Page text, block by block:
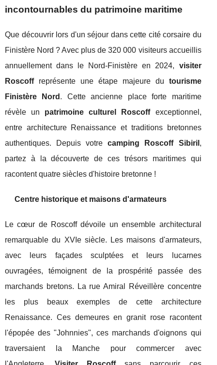
incontournables du patrimoine maritime
Que découvrir lors d'un séjour dans cette cité corsaire du
Finistère Nord ? Avec plus de 320 000 visiteurs accueillis
annuellement dans le Nord-Finistère en 2024, visiter
Roscoffreprésente une étape majeure du tourisme
Finistère Nord . Cette ancienne place forte maritime
révèle un patrimoine culturel Roscoffexceptionnel,
entre architecture Renaissance et traditions bretonnes
authentiques. Depuis votrecamping Roscoff Sibiril ,
partez à la découverte de ces trésors maritimes qui
racontent quatre siècles d'histoire bretonne !
Centre historique et maisons d'armateurs
Le cœur de Roscoff dévoile un ensemble architectural
remarquable du XVIe siècle. Les maisons d'armateurs,
avec leurs façades sculptées et leurs lucarnes
ouvragées, témoignent de la prospérité passée des
marchands bretons. La rue Amiral Réveillère concentre
les plus beaux exemples de cette architecture
Renaissance. Ces demeures en granit rose racontent
l'épopée des "Johnnies", ces marchands d'oignons qui
traversaient la Manche pour commercer avec